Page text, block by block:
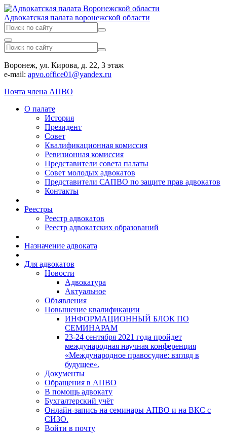
Адвокатская палата воронежской области
Воронеж, ул. Кирова, д. 22, 3 этаж
e-mail: apvo.office01@yandex.ru
Почта члена АПВО
О палате
История
Президент
Совет
Квалификационная комиссия
Ревизионная комиссия
Представители совета палаты
Совет молодых адвокатов
Представители САПВО по защите прав адвокатов
Контакты
Реестры
Реестр адвокатов
Реестр адвокатских образований
Назначение адвоката
Для адвокатов
Новости
Адвокатура
Актуальное
Объявления
Повышение квалификации
ИНФОРМАЦИОННЫЙ БЛОК ПО
СЕМИНАРАМ
23-24 сентября 2021 года пройдет
международная научная конференция
«Международное правосудие: взгляд в
будущее».
Документы
Обращения в АПВО
В помощь адвокату
Бухгалтерский учёт
Онлайн-запись на семинары АПВО и на ВКС с
СИЗО.
Войти в почту